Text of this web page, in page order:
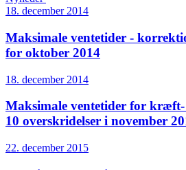
18. december 2014
Maksimale ventetider -
for oktober 2014
18. december 2014
Maksimale ventetider for kræft-
10 overskridelser i november
22. december 2015